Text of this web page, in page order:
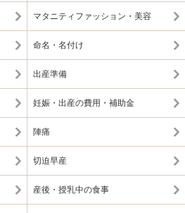
マタニティファッション・美容
命名・名付け
出産準備
妊娠・出産の費用・補助金
陣痛
切迫早産
産後・授乳中の食事